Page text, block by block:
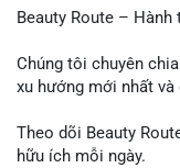
Beauty Route –
Chúng tôi chuyên
xu hướng mới nhất
Theo dõi Beauty
hữu ích mỗi ngày.